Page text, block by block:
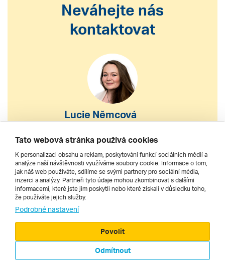
Neváhejte nás
kontaktovat
Lucie Němcová
S výběrem nebo nákupem
zájezdu vám pomohu
222 200 610
Tato webová stránka používá cookies
K personalizaci obsahu a reklam, poskytování funkcí sociálních médií a
analýze naší návštěvnosti využíváme soubory cookie. Informace o tom,
jak náš web používáte, sdílíme se svými partnery pro sociální média,
inzerci a analýzy. Partneři tyto údaje mohou zkombinovat s dalšími
informacemi, které jste jim poskytli nebo které získali v důsledku toho,
že používáte jejich služby.
Podrobné nastavení
Odmítnout
Povolit